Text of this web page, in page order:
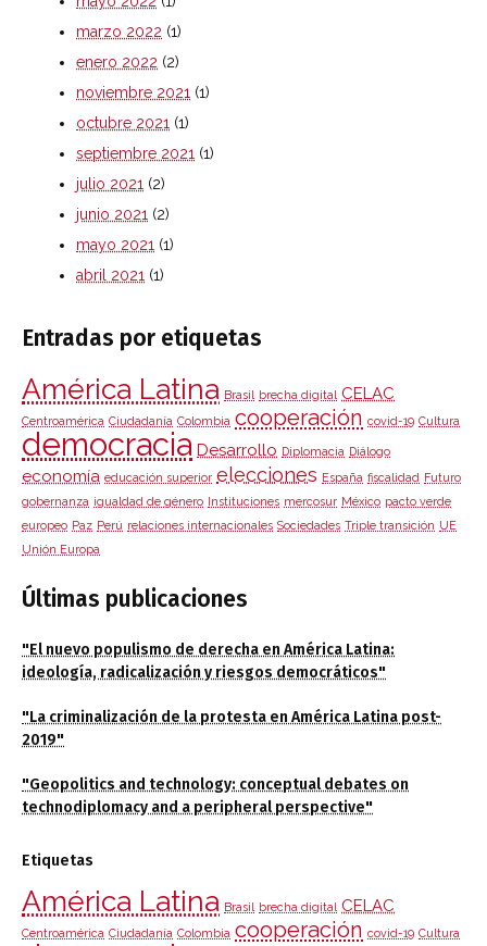
marzo 2022 (1)
enero 2022 (2)
noviembre 2021 (1)
octubre 2021 (1)
septiembre 2021 (1)
julio 2021 (2)
junio 2021 (2)
mayo 2021 (1)
abril 2021 (1)
Entradas por etiquetas
América Latina Brasil brecha digital CELAC
Centroamérica Ciudadanía Colombia cooperación covid-19 Cultura
democracia Desarrollo Diplomacia Diálogo
economía educación superior elecciones España fiscalidad Futuro
gobernanza igualdad de género Instituciones mercosur México pacto verde
europeo Paz Perú relaciones internacionales Sociedades Triple transición UE
Unión Europa
Últimas publicaciones
"El nuevo populismo de derecha en América Latina:
ideología, radicalización y riesgos democráticos"
"La criminalización de la protesta en América Latina post-
2019"
"Geopolitics and technology: conceptual debates on
technodiplomacy and a peripheral perspective"
Etiquetas
América Latina Brasil brecha digital CELAC
Centroamérica Ciudadanía Colombia cooperación covid-19 Cultura